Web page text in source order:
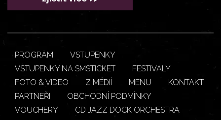
PROGRAM
VSTUPENKY
VSTUPENKY NA SMSTICKET
FESTIVALY
FOTO & VIDEO
Z MÉDIÍ MENU
KONTAKT
PARTNEŘI
OBCHODNÍ PODMÍNKY
VOUCHERY
CD JAZZ DOCK ORCHESTRA